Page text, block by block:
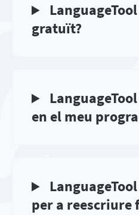
gratuït?
en el meu
per a reescriure